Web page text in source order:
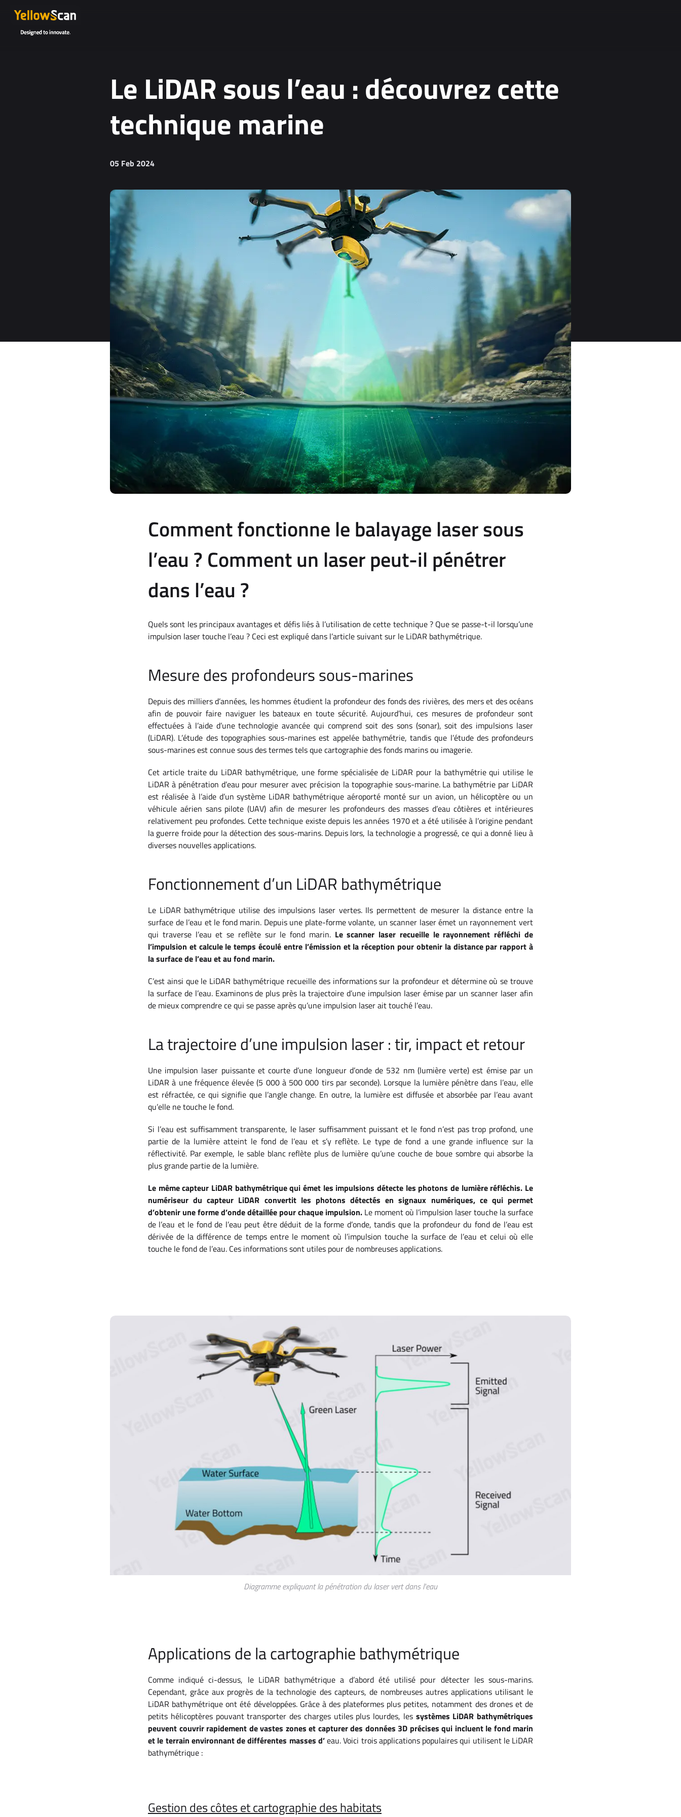
Le LiDAR sous l’eau : découvrez cette
technique marine
05 Feb 2024
Comment fonctionne le balayage laser sous
l’eau ? Comment un laser peut-il pénétrer
dans l’eau ?
Quels sont les principaux avantages et défis liés à l’utilisation de cette technique ? Que se passe-t-il lorsqu’une
impulsion laser touche l’eau ? Ceci est expliqué dans l’article suivant sur le LiDAR bathymétrique.
Mesure des profondeurs sous-marines
Depuis des milliers d’années, les hommes étudient la profondeur des fonds des rivières, des mers et des océans
afin de pouvoir faire naviguer les bateaux en toute sécurité. Aujourd’hui, ces mesures de profondeur sont
effectuées à l’aide d’une technologie avancée qui comprend soit des sons (sonar), soit des impulsions laser
(LiDAR). L’étude des topographies sous-marines est appelée bathymétrie, tandis que l’étude des profondeurs
sous-marines est connue sous des termes tels que cartographie des fonds marins ou imagerie.
Cet article traite du LiDAR bathymétrique, une forme spécialisée de LiDAR pour la bathymétrie qui utilise le
LiDAR à pénétration d’eau pour mesurer avec précision la topographie sous-marine. La bathymétrie par LiDAR
est réalisée à l’aide d’un système LiDAR bathymétrique aéroporté monté sur un avion, un hélicoptère ou un
véhicule aérien sans pilote (UAV) afin de mesurer les profondeurs des masses d’eau côtières et intérieures
relativement peu profondes. Cette technique existe depuis les années 1970 et a été utilisée à l’origine pendant
la guerre froide pour la détection des sous-marins. Depuis lors, la technologie a progressé, ce qui a donné lieu à
diverses nouvelles applications.
Fonctionnement d’un LiDAR bathymétrique
Le LiDAR bathymétrique utilise des impulsions laser vertes. Ils permettent de mesurer la distance entre la
surface de l’eau et le fond marin. Depuis une plate-forme volante, un scanner laser émet un rayonnement vert
qui traverse l’eau et se reflète sur le fond marin. Le scanner laser recueille le rayonnement réfléchi de
l’impulsion et calcule le temps écoulé entre l’émission et la réception pour obtenir la distance par rapport à
la surface de l’eau et au fond marin.
C’est ainsi que le LiDAR bathymétrique recueille des informations sur la profondeur et détermine où se trouve
la surface de l’eau. Examinons de plus près la trajectoire d’une impulsion laser émise par un scanner laser afin
de mieux comprendre ce qui se passe après qu’une impulsion laser ait touché l’eau.
La trajectoire d’une impulsion laser : tir, impact et retour
Une impulsion laser puissante et courte d’une longueur d’onde de 532 nm (lumière verte) est émise par un
LiDAR à une fréquence élevée (5 000 à 500 000 tirs par seconde). Lorsque la lumière pénètre dans l’eau, elle
est réfractée, ce qui signifie que l’angle change. En outre, la lumière est diffusée et absorbée par l’eau avant
qu’elle ne touche le fond.
Si l’eau est suffisamment transparente, le laser suffisamment puissant et le fond n’est pas trop profond, une
partie de la lumière atteint le fond de l’eau et s’y reflète. Le type de fond a une grande influence sur la
réflectivité. Par exemple, le sable blanc reflète plus de lumière qu’une couche de boue sombre qui absorbe la
plus grande partie de la lumière.
Le même capteur LiDAR bathymétrique qui émet les impulsions détecte les photons de lumière réfléchis. Le
numériseur du capteur LiDAR convertit les photons détectés en signaux numériques, ce qui permet
d’obtenir une forme d’onde détaillée pour chaque impulsion. Le moment où l’impulsion laser touche la surface
de l’eau et le fond de l’eau peut être déduit de la forme d’onde, tandis que la profondeur du fond de l’eau est
dérivée de la différence de temps entre le moment où l’impulsion touche la surface de l’eau et celui où elle
touche le fond de l’eau. Ces informations sont utiles pour de nombreuses applications.
Diagramme expliquant la pénétration du laser vert dans l'eau
Applications de la cartographie bathymétrique
Comme indiqué ci-dessus, le LiDAR bathymétrique a d’abord été utilisé pour détecter les sous-marins.
Cependant, grâce aux progrès de la technologie des capteurs, de nombreuses autres applications utilisant le
LiDAR bathymétrique ont été développées. Grâce à des plateformes plus petites, notamment des drones et de
petits hélicoptères pouvant transporter des charges utiles plus lourdes, les systèmes LiDAR bathymétriques
peuvent couvrir rapidement de vastes zones et capturer des données 3D précises qui incluent le fond marin
et le terrain environnant de différentes masses d’eau. Voici trois applications populaires qui utilisent le LiDAR
bathymétrique :
Gestion des côtes et cartographie des habitats